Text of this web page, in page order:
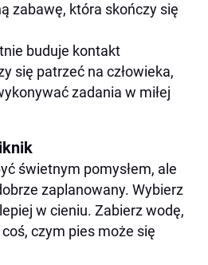
zabawę, która skończy się
buduje kontakt
się patrzeć na człowieka,
zadania w miłej
świetnym pomysłem, ale
zaplanowany. Wybierz
w cieniu. Zabierz wodę,
czym pies może się